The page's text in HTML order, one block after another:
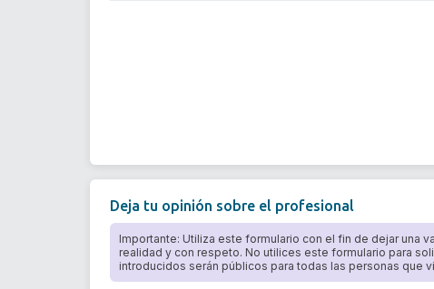
Deja tu opinión sobre el profesional
Importante: Utiliza este formulario con el fin de dejar una
realidad y con respeto. No utilices este formulario para
introducidos serán públicos para todas las personas que